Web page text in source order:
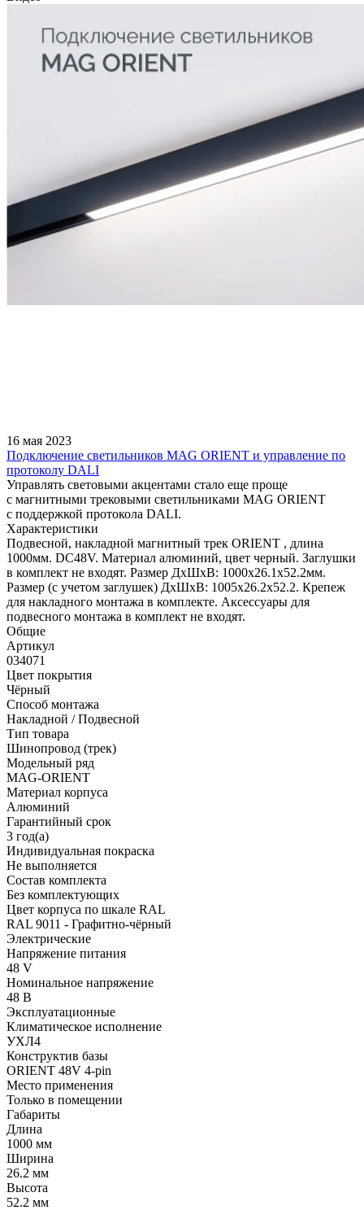
16 мая 2023
Подключение светильников MAG ORIENT и управление по
протоколу DALI
Управлять световыми акцентами стало еще проще
с магнитными трековыми светильниками MAG ORIENT
с поддержкой протокола DALI.
Характеристики
Подвесной, накладной магнитный трек ORIENT , длина
1000мм. DC48V. Материал алюминий, цвет черный. Заглушки
в комплект не входят. Размер ДxШxВ: 1000x26.1x52.2мм.
Размер (с учетом заглушек) ДxШxВ: 1005x26.2x52.2. Крепеж
для накладного монтажа в комплекте. Аксессуары для
подвесного монтажа в комплект не входят.
Общие
Артикул
034071
Цвет покрытия
Чёрный
Способ монтажа
Накладной / Подвесной
Тип товара
Шинопровод (трек)
Модельный ряд
MAG-ORIENT
Материал корпуса
Алюминий
Гарантийный срок
3 год(а)
Индивидуальная покраска
Не выполняется
Состав комплекта
Без комплектующих
Цвет корпуса по шкале RAL
RAL 9011 - Графитно-чёрный
Электрические
Напряжение питания
48 V
Номинальное напряжение
48 В
Эксплуатационные
Климатическое исполнение
УХЛ4
Конструктив базы
ORIENT 48V 4-pin
Место применения
Только в помещении
Габариты
Длина
1000 мм
Ширина
26.2 мм
Высота
52.2 мм